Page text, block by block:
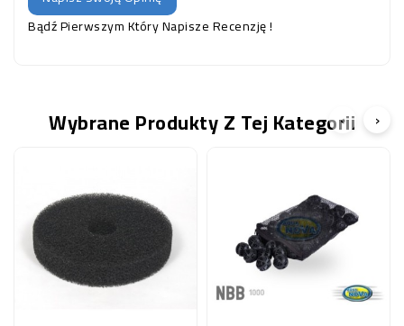
Bądź Pierwszym Który Napisze Recenzję !
Wybrane Produkty Z Tej Kategorii
‹ ›